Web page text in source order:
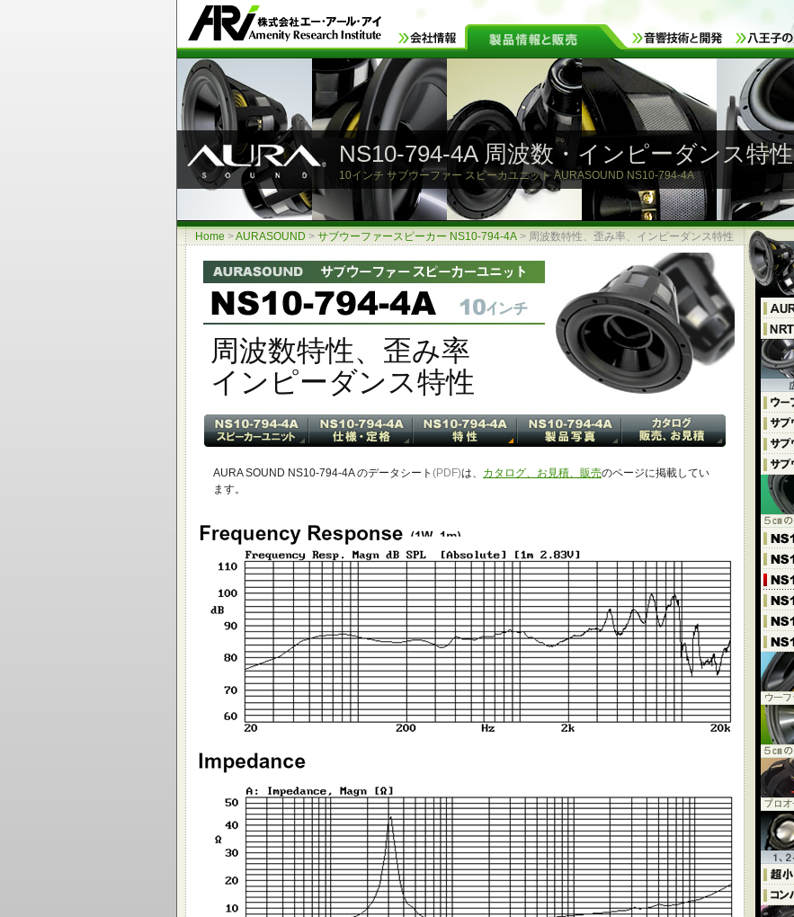
NS10-794-4A 周波数・インピーダンス特性
10インチ サブウーファー スピーカユニット AURASOUND NS10-794-4A
Home >AURASOUND > サブウーファースピーカー NS10-794-4A > 周波数特性、歪み率、インピーダンス特性
周波数特性、歪み率
インピーダンス特性
AURA SOUND NS10-794-4A のデータシート (PDF)は、 カタログ、お見積、販売のページに掲載してい
ます。